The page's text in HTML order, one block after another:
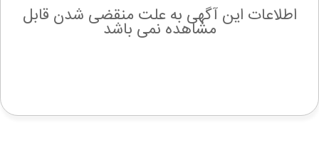
اطلاعات این آگهی به علت منقضی شدن قابل
مشاهده نمی باشد